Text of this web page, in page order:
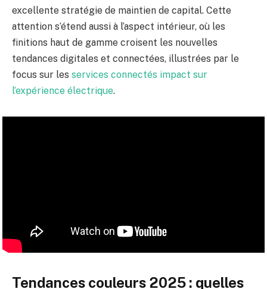
excellente stratégie de maintien de capital. Cette
attention s’étend aussi à l’aspect intérieur, où les
finitions haut de gamme croisent les nouvelles
tendances digitales et connectées, illustrées par le
focus sur les services connectés impact sur
l’expérience électrique.
Tendances couleurs 2025 : quelles